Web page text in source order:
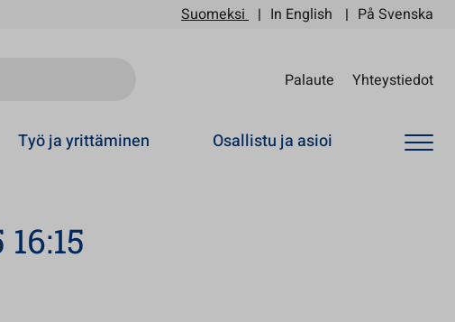
Suomeksi In English På Svenska
Palaute Yhteystiedot
Työ ja yrittäminen Osallistu ja asioi